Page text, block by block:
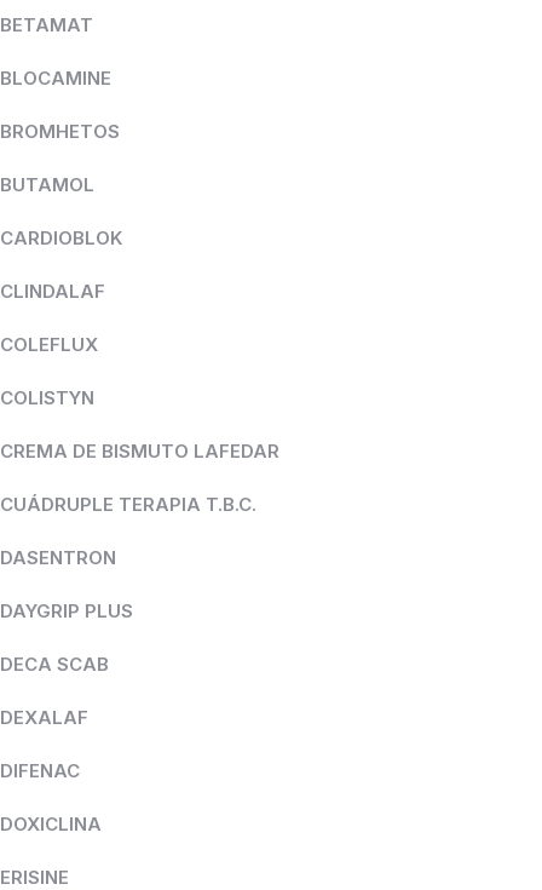
BETAMAT
BLOCAMINE
BROMHETOS
BUTAMOL
CARDIOBLOK
CLINDALAF
COLEFLUX
COLISTYN
CREMA DE BISMUTO LAFEDAR
CUÁDRUPLE TERAPIA T.B.C.
DASENTRON
DAYGRIP PLUS
DECA SCAB
DEXALAF
DIFENAC
DOXICLINA
ERISINE